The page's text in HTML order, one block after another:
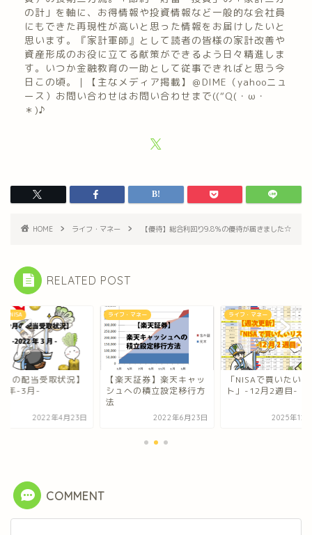
の計」を軸に、お得情報や投資情報など一般的な会社員
にもできた再現性が高いと思った情報をお届けしたいと
思います。『家計軍師』として読者の皆様の家計改善や
資産形成のお役に立てる献策ができるよう日々精進しま
す。いつか金融教育の一助として従事できればと思う今
日この頃。｜【主なメディア掲載】＠DIME（yahooニュ
ース）お問い合わせはお問い合わせまで((“Q(・ω・
＊)♪
HOME ライフ・マネー 【優待】総合利回り9.8％の優待が届きました☆
RELATED POST
てNISA
の配当受取状況】
年-3月-
2022年4月23日
ライフ・マネー
【楽天証券】楽天キャッ
シュへの積立設定移行方
法
2022年6月23日
ライフ・マネー
「NISAで買いたい
ト」-12月2週目-
2025年12
COMMENT